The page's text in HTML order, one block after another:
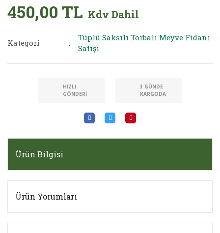
450,00 TL Kdv Dahil
Kategori
Tüplü Saksılı Torbalı Meyve Fidanı
Satışı
HIZLI
GÖNDERI
3 GÜNDE
KARGODA
Ürün Bilgisi
Ürün Yorumları